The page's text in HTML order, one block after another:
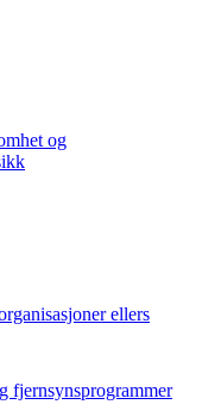
og
ellers
fjernsynsprogrammer